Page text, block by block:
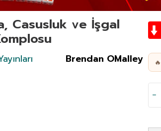
Casusluk ve İşgal
Brendan OMalley 🔥